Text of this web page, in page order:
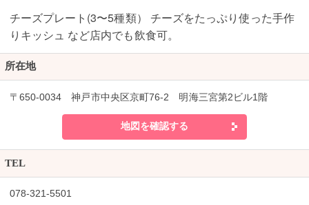
チーズプレート(3〜5種類） チーズをたっぷり使った手作
りキッシュ など店内でも飲食可。
所在地
〒650-0034 神戸市中央区京町76-2 明海三宮第2ビル1階
地図を確認する
TEL
078-321-5501